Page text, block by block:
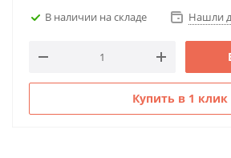
В наличии на складе Нашли
Купить в 1 клик